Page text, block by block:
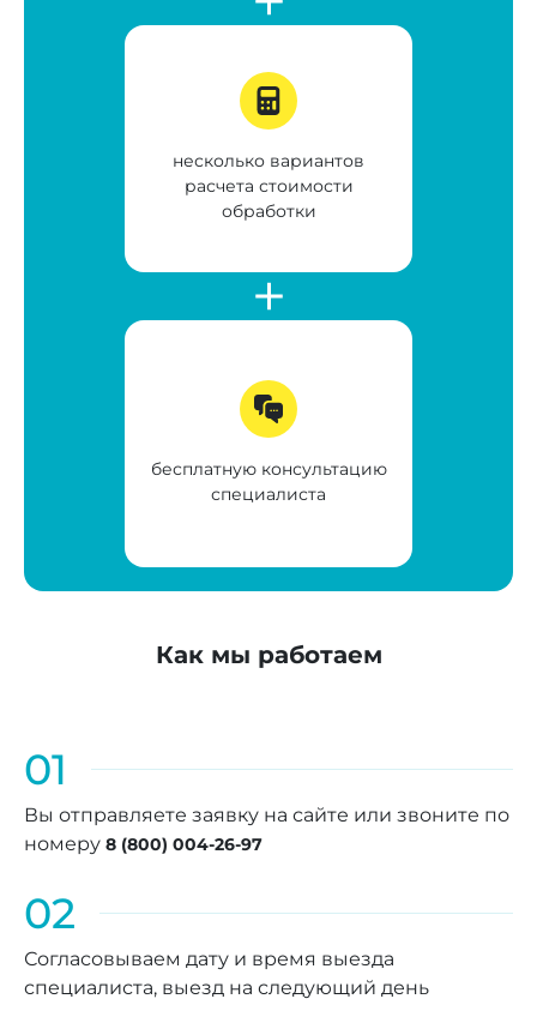
несколько вариантов
расчета стоимости
обработки
бесплатную консультацию
специалиста
Как мы работаем
01
Вы отправляете заявку на сайте или звоните по
номеру 8 (800) 004-26-97
02
Согласовываем дату и время выезда
специалиста, выезд на следующий день